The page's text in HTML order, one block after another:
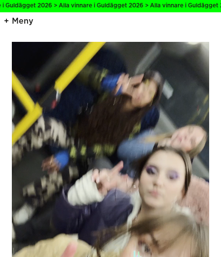
> Alla vinnare i Guldägget 2026 > Alla vinnare i Guldägget 2026 >
Meny